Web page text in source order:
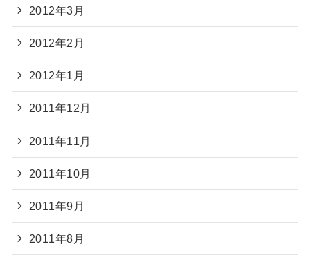
2012年3月
2012年2月
2012年1月
2011年12月
2011年11月
2011年10月
2011年9月
2011年8月